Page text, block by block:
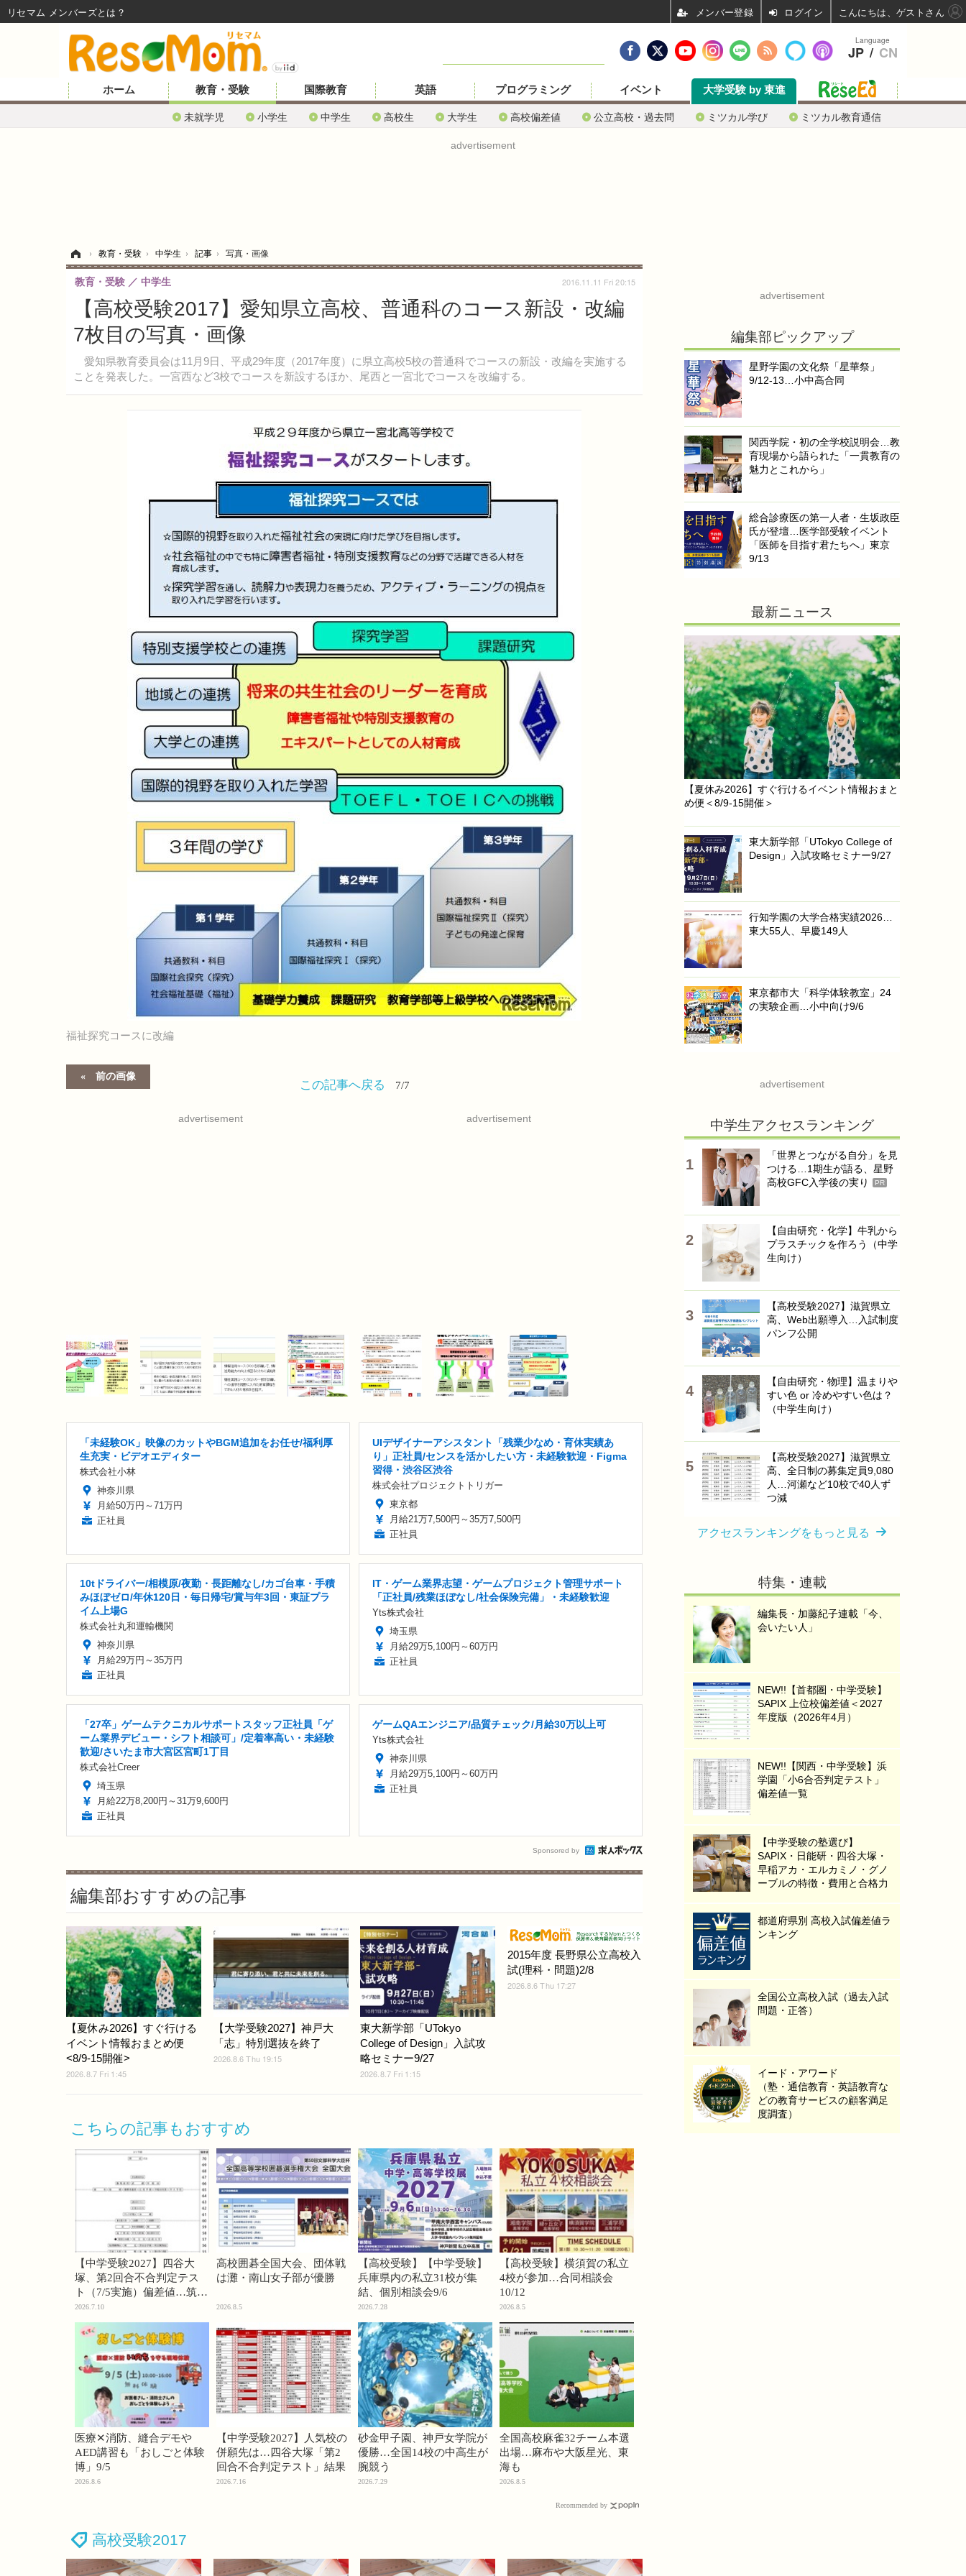
ホーム 教育・受験
未就学児 小学生 中学生 高校生 大学生 高校偏差値 公立高校・過去問 ミツカル学び ミツカル教育通信
国際教育 英語 プログラミング イベント 大学受験 by 東進
advertisement
› 教育・受験 › 中学生 › 記事 › 写真・画像
【高校受験2017】愛知県立高校、普通科のコース新設・改編
7枚目の写真・画像
愛知県教育委員会は11月9日、平成29年度（2017年度）に県立高校5校の普通科でコースの新設・改編を実施する
ことを発表した。一宮西など3校でコースを新設するほか、尾西と一宮北でコースを改編する。
教育・受験 中学生 2016.11.11 Fri 20:15
福祉探究コースに改編
前の画像
この記事へ戻る 7/7
advertisement advertisement
「未経験OK」映像のカットやBGM追加をお任せ/福利厚
生充実・ビデオエディター
株式会社小林
神奈川県
月給50万円～71万円
正社員
UIデザイナーアシスタント「残業少なめ・育休実績あ
り」正社員/センスを活かしたい方・未経験歓迎・Figma
習得・渋谷区渋谷
株式会社プロジェクトトリガー
東京都
月給21万7,500円～35万7,500円
正社員
10tドライバー/相模原/夜勤・長距離なし/カゴ台車・手積
みほぼゼロ/年休120日・毎日帰宅/賞与年3回・東証プラ
イム上場G
株式会社丸和運輸機関
神奈川県
月給29万円～35万円
正社員
IT・ゲーム業界志望・ゲームプロジェクト管理サポート
「正社員/残業ほぼなし/社会保険完備」・未経験歓迎
Yts株式会社
埼玉県
月給29万5,100円～60万円
正社員
「27卒」ゲームテクニカルサポートスタッフ正社員「ゲ
ーム業界デビュー・シフト相談可」/定着率高い・未経験
歓迎/さいたま市大宮区宮町1丁目
株式会社Creer
埼玉県
月給22万8,200円～31万9,600円
正社員
ゲームQAエンジニア/品質チェック/月給30万以上可
Yts株式会社
神奈川県
月給29万5,100円～60万円
正社員
Sponsored by
編集部おすすめの記事
【夏休み2026】すぐ行ける
イベント情報おまとめ便
<8/9-15開催>
2026.8.7 Fri 1:45
【大学受験2027】神戸大
「志」特別選抜を終了
2026.8.6 Thu 19:15
東大新学部「UTokyo
College of Design」入試攻
略セミナー9/27
2026.8.7 Fri 1:15
2015年度 長野県公立高校入
試(理科・問題)2/8
2026.8.6 Thu 17:27
こちらの記事もおすすめ
【中学受験2027】四谷大
塚、第2回合不合判定テス
ト（7/5実施）偏差値…筑駒
74・桜蔭70＜PR＞
2026.7.10
高校囲碁全国大会、団体戦
は灘・南山女子部が優勝
2026.8.5
【高校受験】【中学受験】
兵庫県内の私立31校が集
結、個別相談会9/6
2026.7.28
【高校受験】横須賀の私立
4校が参加…合同相談会
10/12
2026.8.5
医療✕消防、縫合デモや
AED講習も「おしごと体験
博」9/5
2026.8.6
【中学受験2027】人気校の
併願先は…四谷大塚「第2
回合不合判定テスト」結果
2026.7.16
砂金甲子園、神戸女学院が
優勝…全国14校の中高生が
腕競う
2026.7.29
全国高校麻雀32チーム本選
出場…麻布や大阪星光、東
海も
2026.8.5
Recommended by
高校受験2017
advertisement
編集部ピックアップ
星野学園の文化祭「星華祭」
9/12-13…小中高合同
関西学院・初の全学校説明会…教
育現場から語られた「一貫教育の
魅力とこれから」
総合診療医の第一人者・生坂政臣
氏が登壇…医学部受験イベント
「医師を目指す君たちへ」東京
9/13
最新ニュース
【夏休み2026】すぐ行けるイベント情報おまと
め便＜8/9-15開催＞
東大新学部「UTokyo College of
Design」入試攻略セミナー9/27
行知学園の大学合格実績2026…
東大55人、早慶149人
東京都市大「科学体験教室」24
の実験企画…小中向け9/6
advertisement
中学生アクセスランキング
「世界とつながる自分」を見
つける…1期生が語る、星野
高校GFC入学後の実り
PR
【自由研究・化学】牛乳から
プラスチックを作ろう（中学
生向け）
【高校受験2027】滋賀県立
高、Web出願導入…入試制度
パンフ公開
【自由研究・物理】温まりや
すい色 or 冷めやすい色は？
（中学生向け）
【高校受験2027】滋賀県立
高、全日制の募集定員9,080
人…河瀬など10校で40人ず
つ減
アクセスランキングをもっと見る
特集・連載
編集長・加藤紀子連載「今、
会いたい人」
NEW!!【首都圏・中学受験】
SAPIX 上位校偏差値＜2027
年度版（2026年4月）
NEW!!【関西・中学受験】浜
学園「小6合否判定テスト」
偏差値一覧
【中学受験の塾選び】
SAPIX・日能研・四谷大塚・
早稲アカ・エルカミノ・グノ
ーブルの特徴・費用と合格力
都道府県別 高校入試偏差値ラ
ンキング
全国公立高校入試（過去入試
問題・正答）
イード・アワード
（塾・通信教育・英語教育な
どの教育サービスの顧客満足
度調査）
Language
JP / CN
リセマム メンバーズ ログイン こんにちは、ゲストさん